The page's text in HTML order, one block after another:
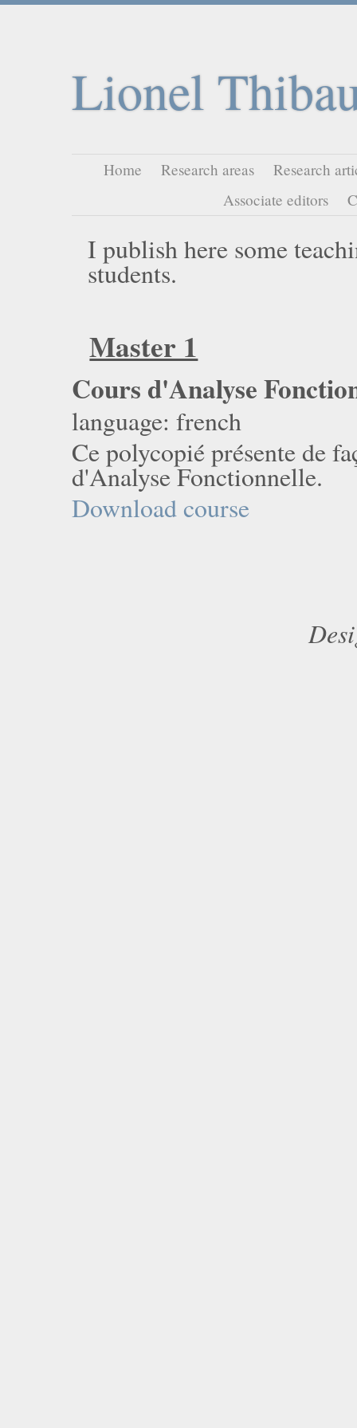
Lionel
Home Research areas
Research
Associate editors
I publish here some
students.
Master 1
Cours d'Analyse
language: french
Ce polycopié présente de
d'Analyse Fonctionnelle.
Download course